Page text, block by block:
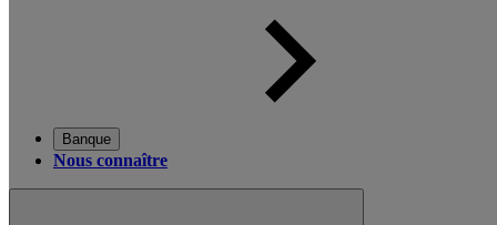
Banque
Nous connaître